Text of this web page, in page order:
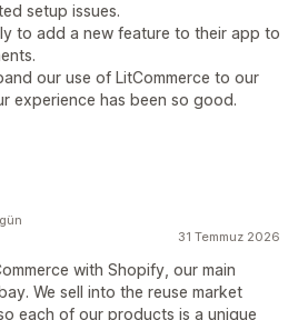
setup issues.
to add a new feature to their app to
our use of LitCommerce to our
experience has been so good.
31 Temmuz 2026
with Shopify, our main
We sell into the reuse market
each of our products is a unique